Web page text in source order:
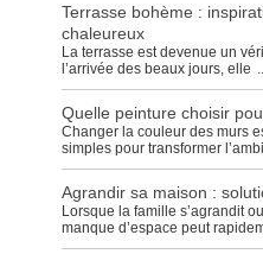
Terrasse bohème :
chaleureux
La terrasse est devenue un
l’arrivée des beaux jours, elle
Quelle peinture choisir
Changer la couleur des murs
simples pour transformer
Agrandir sa maison :
Lorsque la famille s’agrandit
manque d’espace peut